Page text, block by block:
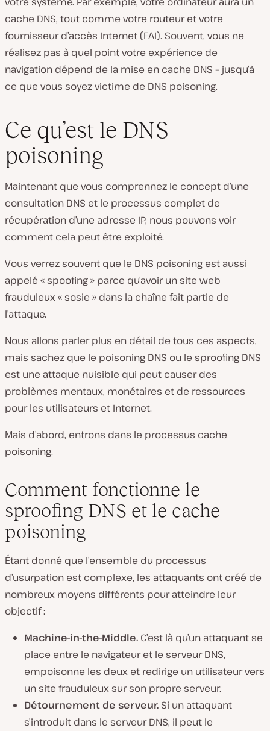
cache DNS, tout comme votre routeur et votre
fournisseur d’accès Internet (FAI). Souvent, vous ne
réalisez pas à quel point votre expérience de
navigation dépend de la mise en cache DNS – jusqu’à
ce que vous soyez victime de DNS poisoning.
Ce qu’est le DNS
poisoning
Maintenant que vous comprennez le concept d’une
consultation DNS et le processus complet de
récupération d’une adresse IP, nous pouvons voir
comment cela peut être exploité.
Vous verrez souvent que le DNS poisoning est aussi
appelé « spoofing » parce qu’avoir un site web
frauduleux « sosie » dans la chaîne fait partie de
l’attaque.
Nous allons parler plus en détail de tous ces aspects,
mais sachez que le poisoning DNS ou le sproofing DNS
est une attaque nuisible qui peut causer des
problèmes mentaux, monétaires et de ressources
pour les utilisateurs et Internet.
Mais d’abord, entrons dans le processus cache
poisoning.
Comment fonctionne le
sproofing DNS et le cache
poisoning
Étant donné que l’ensemble du processus
d’usurpation est complexe, les attaquants ont créé de
nombreux moyens différents pour atteindre leur
objectif :
Machine-in-the-Middle. C’est là qu’un attaquant se
place entre le navigateur et le serveur DNS,
empoisonne les deux et redirige un utilisateur vers
un site frauduleux sur son propre serveur.
Détournement de serveur. Si un attaquant
s’introduit dans le serveur DNS, il peut le